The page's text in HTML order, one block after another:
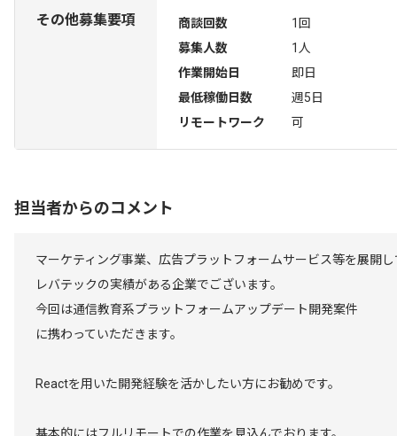
その他募集要項 商談回数
1回
募集人数
1人
作業開始日
即日
最低稼働日数
週5日
リモートワーク
可
担当者からのコメント
マーケティング事業、広告プラットフォームサービス等を展開
レバテックの実績がある企業でございます。
今回は通信教育系プラットフォームアップデート開発案件
に携わっていただきます。
Reactを用いた開発経験を活かしたい方にお勧めです。